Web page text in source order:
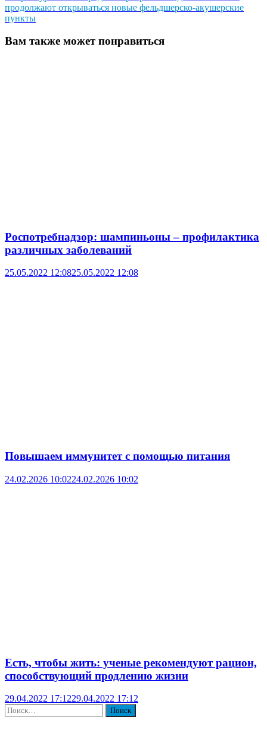
продолжают открываться новые фельдшерско-акушерские
пункты
Вам также может понравиться
Роспотребнадзор: шампиньоны – профилактика
различных заболеваний
25.05.2022 12:0825.05.2022 12:08
Повышаем иммунитет с помощью питания
24.02.2026 10:0224.02.2026 10:02
Есть, чтобы жить: ученые рекомендуют рацион,
способствующий продлению жизни
29.04.2022 17:1229.04.2022 17:12
Найти: